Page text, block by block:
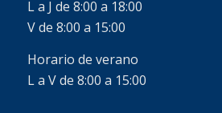
L a J de 8:00 a 18:00
V de 8:00 a 15:00
Horario de verano
L a V de 8:00 a 15:00